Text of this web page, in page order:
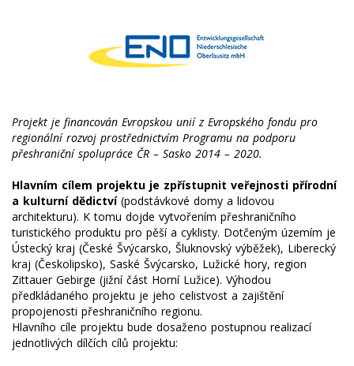
Projekt je financován Evropskou unií z Evropského fondu pro
regionální rozvoj prostřednictvím Programu na podporu
přeshraniční spolupráce ČR – Sasko 2014 – 2020.
Hlavním cílem projektu je zpřístupnit veřejnosti přírodní
a kulturní dědictví(podstávkové domy a lidovou
architekturu). K tomu dojde vytvořením přeshraničního
turistického produktu pro pěší a cyklisty. Dotčeným územím je
Ústecký kraj (České Švýcarsko, Šluknovský výběžek), Liberecký
kraj (Českolipsko), Saské Švýcarsko, Lužické hory, region
Zittauer Gebirge (jižní část Horní Lužice). Výhodou
předkládaného projektu je jeho celistvost a zajištění
propojenosti přeshraničního regionu.
Hlavního cíle projektu bude dosaženo postupnou realizací
jednotlivých dílčích cílů projektu: